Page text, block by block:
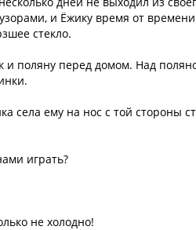
и Ёжику время от
стекло.
и поляну перед домом. Над
села ему на нос с той стороны
играть?
не холодно!